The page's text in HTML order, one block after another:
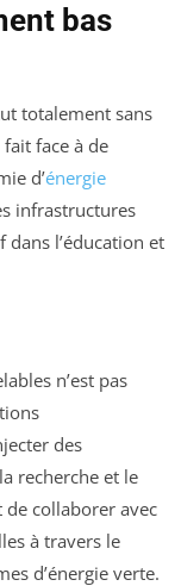
bas
totalement sans
face à de
d’énergie
infrastructures
l’éducation et
n’est pas
des
recherche et le
collaborer avec
à travers le
d’énergie verte.